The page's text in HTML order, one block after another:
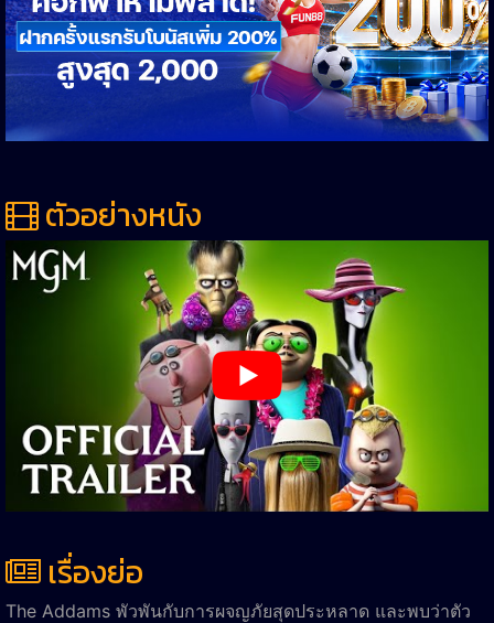
ตัวอย่างหนัง
เรื่องย่อ
The Addams พัวพันกับการผจญภัยสุดประหลาด และพบว่าตัว